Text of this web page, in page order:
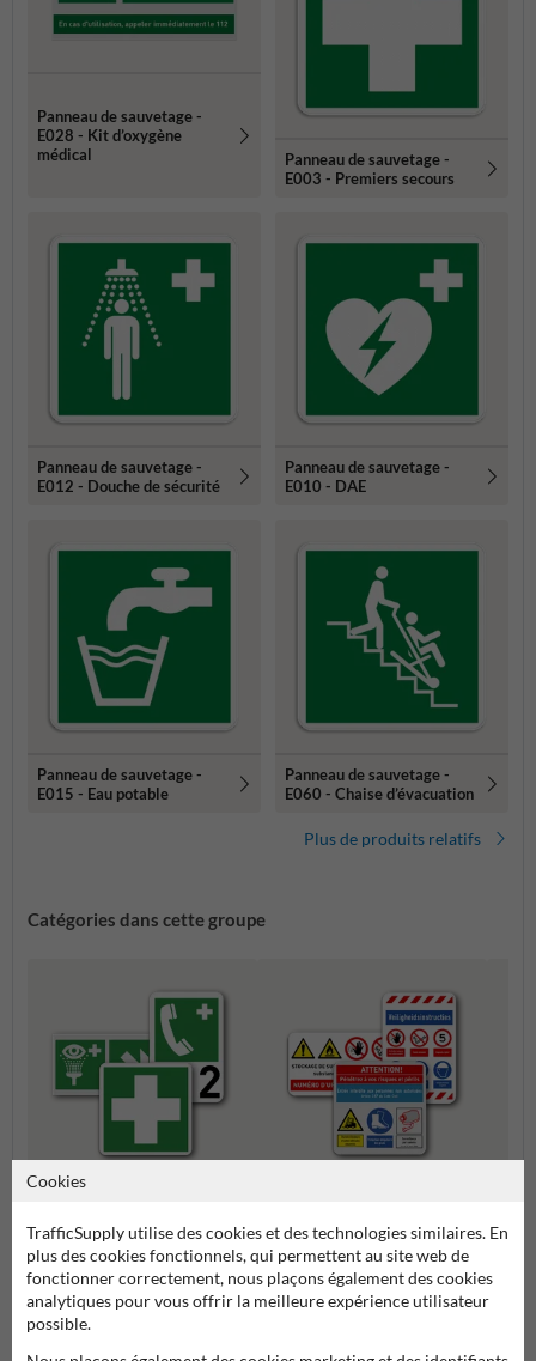
Panneau de sauvetage -
E028 - Kit d’oxygène
médical
Panneau de sauvetage -
E003 - Premiers secours
Panneau de sauvetage -
E012 - Douche de sécurité
Panneau de sauvetage -
E010 - DAE
Panneau de sauvetage -
E015 - Eau potable
Panneau de sauvetage -
E060 - Chaise d’évacuation
Plus de produits relatifs
Catégories dans cette groupe
panneaux de sécurité
Pictogrammes et panneaux de sécurité
Cookies
TrafficSupply utilise des cookies et des technologies similaires. En
plus des cookies fonctionnels, qui permettent au site web de
fonctionner correctement, nous plaçons également des cookies
analytiques pour vous offrir la meilleure expérience utilisateur
possible.